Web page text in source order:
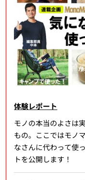
体験レポート
モノの本当のよさは
もの。ここではモノ
なさんに代わって使
トを公開します！